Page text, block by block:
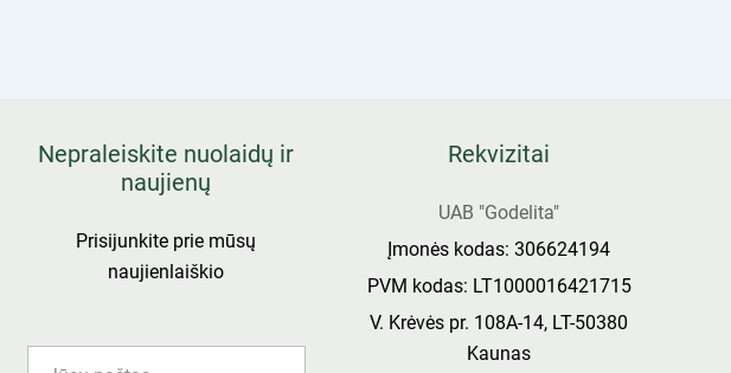
Nepraleiskite nuolaidų ir
naujienų
Prisijunkite prie mūsų
naujienlaiškio
Rekvizitai
UAB "Godelita"
Įmonės kodas: 306624194
PVM kodas: LT1000016421715
V. Krėvės pr. 108A-14, LT-50380
Kaunas